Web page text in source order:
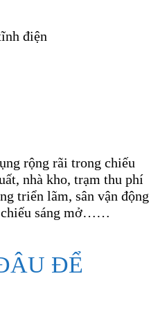
điện
rộng rãi trong chiếu
nhà kho, trạm thu phí
triển lãm, sân vận động
chiếu sáng mở……
ĐỂ